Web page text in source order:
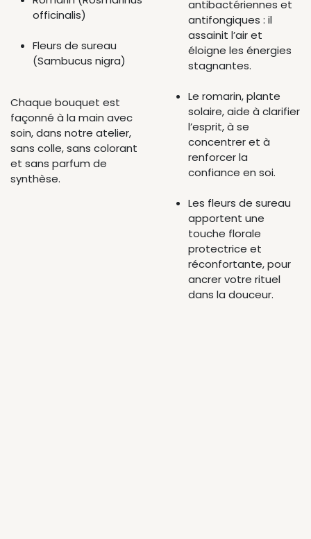
officinalis)
Fleurs de sureau
(Sambucus nigra)
Chaque bouquet est
façonné à la main avec
soin, dans notre atelier,
sans colle, sans colorant
et sans parfum de
synthèse.
antibactériennes et
antifongiques : il
assainit l’air et
éloigne les énergies
stagnantes.
Le romarin, plante
solaire, aide à clarifier
l’esprit, à se
concentrer et à
renforcer la
confiance en soi.
Les fleurs de sureau
apportent une
touche florale
protectrice et
réconfortante, pour
ancrer votre rituel
dans la douceur.